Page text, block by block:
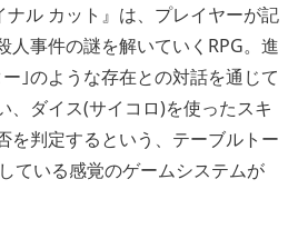
ナル カット』は、プレイヤーが記
人事件の謎を解いていくRPG。進
｣のような存在との対話を通じて
、ダイス(サイコロ)を使ったスキ
を判定するという、テーブルトー
ている感覚のゲームシステムが